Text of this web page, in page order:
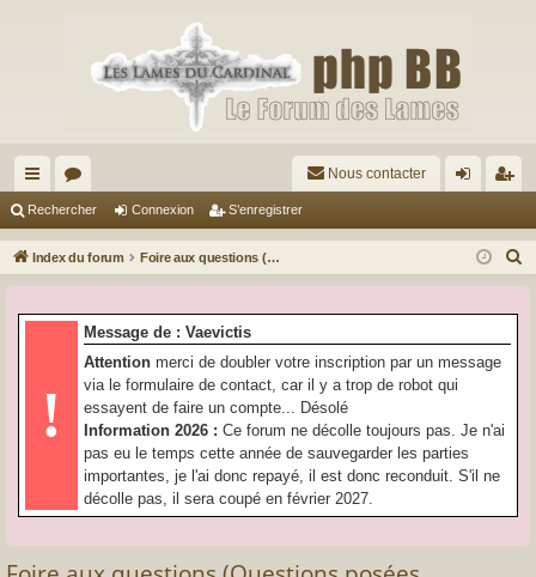
cc
ès
pi
or
u
s
Nous contacter
ne
on
nr
ist
Rechercher Connexion S’enregistrer
Index du forum Foire aux questions (Questions posées fréquemment)
!
Message de : Vaevictis
Attention merci de doubler votre inscription par un message
via le formulaire de contact, car il y a trop de robot qui
essayent de faire un compte... Désolé
Information 2026 : Ce forum ne décolle toujours pas. Je n'ai
pas eu le temps cette année de sauvegarder les parties
importantes, je l'ai donc repayé, il est donc reconduit. S'il ne
décolle pas, il sera coupé en février 2027.